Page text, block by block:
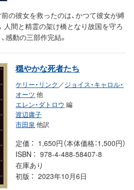
の彼女を救ったのは、かつて彼女が縛
人間と精霊の架け橋となり故国を守ろ
感動の三部作完結。
穏やかな死者たち
ケリー・リンク ／ジョイス・キャロル・
オーツ 他
エレン・ダトロウ 編
渡辺庸子
市田泉 他訳
定価
1,650円（本体価格：1,500円）
ISBN
978-4-488-58407-8
在庫あり
初版
2023年10月6日